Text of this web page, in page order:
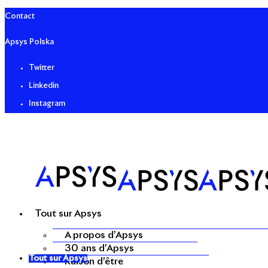
Contact
Apsys Polska
Twitter
Linkedin
Instagram
Tout sur Apsys
A propos d’Apsys
30 ans d’Apsys
Raison d’être
Tout sur Apsys